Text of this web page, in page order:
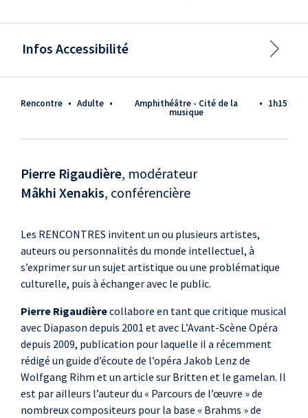
Rencontre • adulte • Amphithéâtre - Cité de la
musique
• 1h15
Pierre Rigaudière, modérateur
Mâkhi Xenakis, conférencière
Les RENCONTRES invitent un ou plusieurs artistes,
auteurs ou personnalités du monde intellectuel, à
s’exprimer sur un sujet artistique ou une problématique
culturelle, puis à échanger avec le public.
Pierre Rigaudièrecollabore en tant que critique musical
avec Diapason depuis 2001 et avec L’Avant-Scène Opéra
depuis 2009, publication pour laquelle il a récemment
rédigé un guide d’écoute de l’opéra Jakob Lenz de
Wolfgang Rihm et un article sur Britten et le gamelan. Il
est par ailleurs l’auteur du « Parcours de l’œuvre » de
nombreux compositeurs pour la base « Brahms » de
Infos Accessibilité